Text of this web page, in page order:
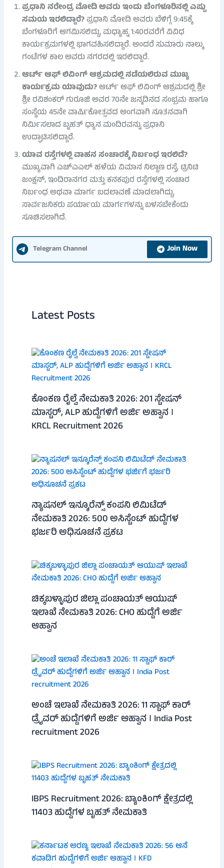
ಪ್ರಧಾನಿ ನರೇಂದ್ರ ಮೋದಿ ಅವರು ಇಂದು ಬೆಂಗಳೂರಿನಲ್ಲಿ ಎಷ್ಟು
ಸಮಯ ಇರಲಿದ್ದಾರೆ?ಪ್ರಧಾನಿ ಮೋದಿ ಅವರು ಬೆಳಿಗ್ಗೆ 9:45ಕ್ಕೆ
ಬೆಂಗಳೂರಿಗೆ ಆಗಮಿಸಲಿದ್ದು, ಮಧ್ಯಾಹ್ನ 1:40ರವರೆಗೆ ವಿವಿಧ
ಕಾರ್ಯಕ್ರಮಗಳಲ್ಲಿ ಭಾಗವಹಿಸಲಿದ್ದಾರೆ. ಅಂದರೆ ಸುಮಾರು ನಾಲ್ಕು
ಗಂಟೆಗಳ ಕಾಲ ಅವರು ನಗರದಲ್ಲಿ ಇರಲಿದ್ದಾರೆ.
ಆರ್ಟ್ ಆಫ್ ಲಿವಿಂಗ್ ಆಶ್ರಮದಲ್ಲಿ ನಡೆಯಲಿರುವ ಮುಖ್ಯ
ಕಾರ್ಯಕ್ರಮ ಯಾವುದು?ಆರ್ಟ್ ಆಫ್ ಲಿವಿಂಗ್ ಆಶ್ರಮದಲ್ಲಿ ಶ್ರೀ
ಶ್ರೀ ರವಿಶಂಕರ್ ಗುರೂಜಿ ಅವರ 70ನೇ ಜನ್ಮದಿನದ ಸಂಭ್ರಮ ಹಾಗೂ
ಸಂಸ್ಥೆಯ 45ನೇ ವಾರ್ಷಿಕೋತ್ಸವದ ಅಂಗವಾಗಿ ನೂತನವಾಗಿ
ನಿರ್ಮಿಸಲಾದ ಬೃಹತ್ ಧ್ಯಾನ ಮಂದಿರವನ್ನು ಪ್ರಧಾನಿ
ಉದ್ಘಾಟಿಸಲಿದ್ದಾರೆ.
ಯಾವ ರಸ್ತೆಗಳಲ್ಲಿ ವಾಹನ ಸಂಚಾರಕ್ಕೆ ನಿರ್ಬಂಧ ಇರಲಿದೆ?
ಮುಖ್ಯವಾಗಿ ಎಚ್‌ಎಎಲ್ ಹಳೆಯ ವಿಮಾನ ನಿಲ್ದಾಣ ರಸ್ತೆ, ಟ್ರಿನಿಟಿ
ಜಂಕ್ಷನ್, ಇಂದಿರಾನಗರ ಮತ್ತು ಕನಕಪುರ ರಸ್ತೆಗಳಲ್ಲಿ ಸಂಚಾರ
ನಿರ್ಬಂಧ ಅಥವಾ ಮಾರ್ಗ ಬದಲಾವಣೆ ಮಾಡಲಾಗಿದ್ದು,
ಸಾರ್ವಜನಿಕರು ಪರ್ಯಾಯ ಮಾರ್ಗಗಳನ್ನು ಬಳಸಬೇಕೆಂದು
ಸೂಚಿಸಲಾಗಿದೆ.
Telegram Channel Join Now
Latest Posts
ಕೊಂಕಣ ರೈಲ್ವೆ ನೇಮಕಾತಿ 2026: 201 ಸ್ಟೇಷನ್
ಮಾಸ್ಟರ್, ALP ಹುದ್ದೆಗಳಿಗೆ ಅರ್ಜಿ ಅಹ್ವಾನ ।
KRCL Recruitment 2026
ನ್ಯಾಷನಲ್ ಇನ್ಶೂರೆನ್ಸ್ ಕಂಪನಿ ಲಿಮಿಟೆಡ್
ನೇಮಕಾತಿ 2026: 500 ಅಸಿಸ್ಟೆಂಟ್ ಹುದ್ದೆಗಳ
ಭರ್ಜರಿ ಅಧಿಸೂಚನೆ ಪ್ರಕಟ
ಚಿಕ್ಕಬಳ್ಳಾಪುರ ಜಿಲ್ಲಾ ಪಂಚಾಯತ್ ಆಯುಷ್
ಇಲಾಖೆ ನೇಮಕಾತಿ 2026: CHO ಹುದ್ದೆಗೆ ಅರ್ಜಿ
ಆಹ್ವಾನ
ಅಂಚೆ ಇಲಾಖೆ ನೇಮಕಾತಿ 2026: 11 ಸ್ಟಾಫ್ ಕಾರ್
ಡ್ರೈವರ್ ಹುದ್ದೆಗಳಿಗೆ ಅರ್ಜಿ ಆಹ್ವಾನ । India Post
recruitment 2026
IBPS Recruitment 2026: ಬ್ಯಾಂಕಿಂಗ್ ಕ್ಷೇತ್ರದಲ್ಲಿ
11403 ಹುದ್ದೆಗಳ ಬೃಹತ್ ನೇಮಕಾತಿ